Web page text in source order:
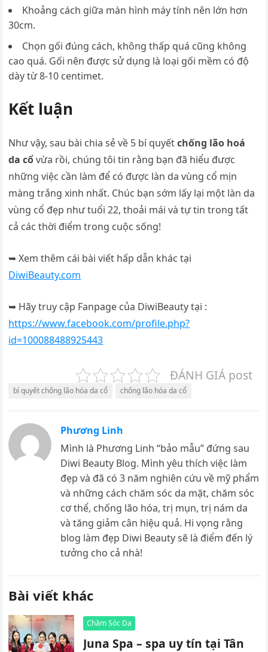
Khoảng cách giữa màn hình máy tính nên lớn hơn
30cm.
Chọn gối đúng cách, không thấp quá cũng không
cao quá. Gối nên được sử dụng là loại gối mềm có độ
dày từ 8-10 centimet.
Kết luận
Như vậy, sau bài chia sẻ về 5 bí quyếtchống lão hoá
da cổvừa rồi, chúng tôi tin rằng bạn đã hiểu được
những việc cần làm để có được làn da vùng cổ mịn
màng trắng xinh nhất. Chúc bạn sớm lấy lại một làn da
vùng cổ đẹp như tuổi 22, thoải mái và tự tin trong tất
cả các thời điểm trong cuộc sống!
➥ Xem thêm cái bài viết hấp dẫn khác tại
DiwiBeauty.com
➥ Hãy truy cập Fanpage của DiwiBeauty tại :
https://www.facebook.com/profile.php?
id=100088488925443
ĐÁNH GIÁ post
bí quyết chống lão hóa da cổ chống lão hóa da cổ
Phương Linh
Mình là Phương Linh “bảo mẫu” đứng sau
Diwi Beauty Blog. Mình yêu thích việc làm
đẹp và đã có 3 năm nghiên cứu về mỹ phẩm
và những cách chăm sóc da mặt, chăm sóc
cơ thể, chống lão hóa, trị mụn, trị nám da
và tăng giảm cân hiệu quả. Hi vọng rằng
blog làm đẹp Diwi Beauty sẽ là điểm đến lý
tưởng cho cả nhà!
Bài viết khác
Chăm Sóc Da
Juna Spa – spa uy tín tại Tân